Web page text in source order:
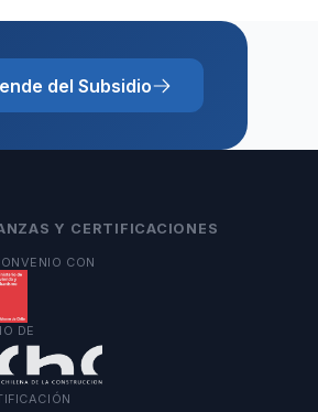
del Subsidio
Y CERTIFICACIONES
CON
DE